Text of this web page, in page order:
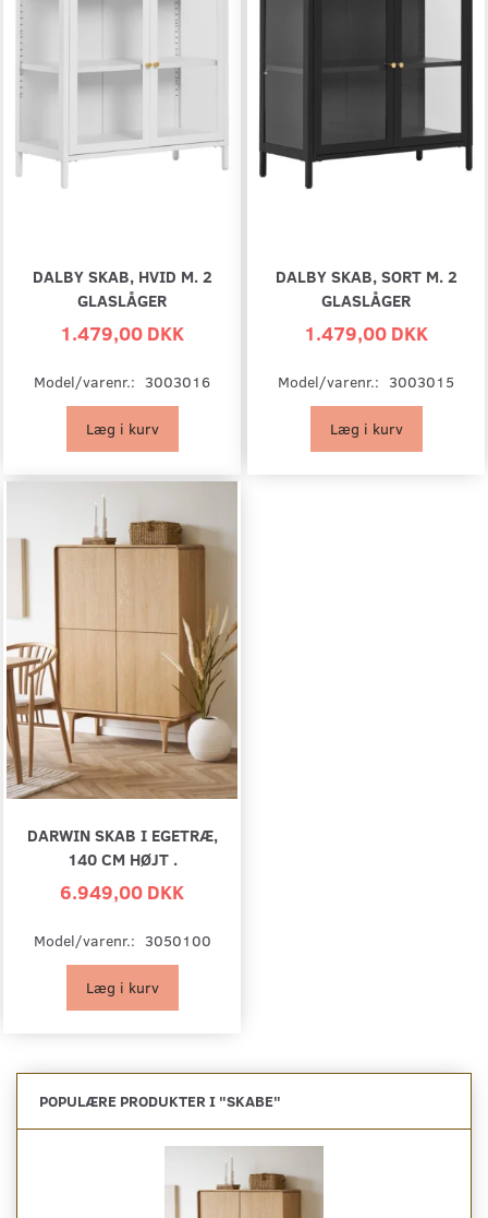
DALBY SKAB, HVID M. 2
GLASLÅGER
1.479,00 DKK
Model/varenr.: 3003016
Læg i kurv
DALBY SKAB, SORT M. 2
GLASLÅGER
1.479,00 DKK
Model/varenr.: 3003015
Læg i kurv
DARWIN SKAB I EGETRÆ,
140 CM HØJT .
6.949,00 DKK
Model/varenr.: 3050100
Læg i kurv
POPULÆRE PRODUKTER I "SKABE"